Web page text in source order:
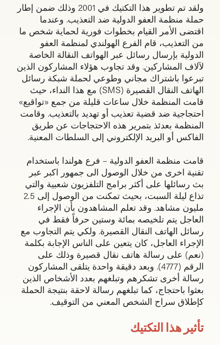
ولقد تم تطوير هذا التكتيك في 2001 وذلك ضمن إطار
حملة منظمة العفو الدولية ضد التعذيب. وعندما
اقتضى الأمر القيام بخطوات فورية لحماية شخص ما
من التعذيب، قام الفرع الهولندي لمنظمة العفو
الدولية بإرسال رسائل عبر الهواتف النقالة الخاصة
لآلاف المشاركين. وقد تجاوب هؤلاء المشاركون الذين
تبرعوا باشتراك مجاني وطوعي لحملة شبكة رسائل
الهاتف النقال القصيرة (SMS) مع هذا النداء، حيث
قامت المنظمة خلال ساعات قليلة من جمع «تواقيع»
احتجاجية ضد قضية تعذيب أو تهديد بالتعذيب. وقامت
المنظمة بعدئذ بتمرير هذه الاحتجاجات عن طريق
الفاكس أو البريد الإلكتروني إلى السلطات المعنية.
قامت منظمة العفو الدولية – فرع هولندا باستخدام
تقنية اخرى من خلال الوصول الى جمهور اكبر عبر
بث رسائلها على أكثر برامج التلفزيون شعبية والتي
تذاع ليلة السبت، بحيث تمكنت من الوصول إلى 2.5
مليون مشاهد. وقد تعلم المشاهدون بأن الإجراء
العاجل يتم تلخيصه بمائة وستين حرفاً فقط في
رسائل الهاتف النقال القصيرة. ولكي يتم التجاوب مع
الإجراء العاجل، كان يتعين على الناس الإجابة بكلمة
(نعم) على رسالة هاتف نقال قصيرة وذلك على
الرقم (4777). وبعد دقيقة واحدة يتلقى المشاركون
رسالة أخرى تشكرهم وتبلغهم بعدد الأشخاص الذين
بعثوا باحتجاج، كما تبلغهم رسالة لاحقة بنتيجة الحملة
كإطلاق سراح الشخص المعني من التوقيف.
تأثير هذا التكتيك